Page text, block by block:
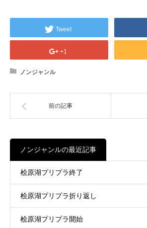
Tweet
+1
ノンジャンル
前の記事
ノンジャンルの最近記事
桧原湖プリプラ終了
桧原湖プリプラ折り返し
桧原湖プリプラ開始